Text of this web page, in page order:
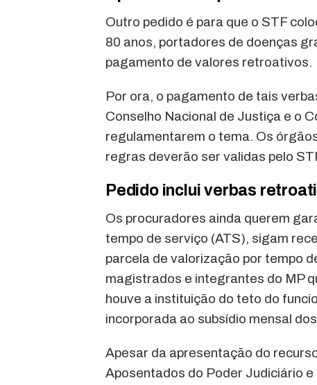
Outro pedido é para que o STF
80 anos, portadores de doenças
pagamento de valores retroativos.
Por ora, o pagamento de tais
Conselho Nacional de Justiça e o
regulamentarem o tema. Os
regras deverão ser validas pelo
Pedido inclui verbas
Os procuradores ainda querem
tempo de serviço (ATS), sigam
parcela de valorização por tempo
magistrados e integrantes do MP
houve a instituição do teto do
incorporada ao subsídio mensal
Apesar da apresentação do
Aposentados do Poder Judiciário